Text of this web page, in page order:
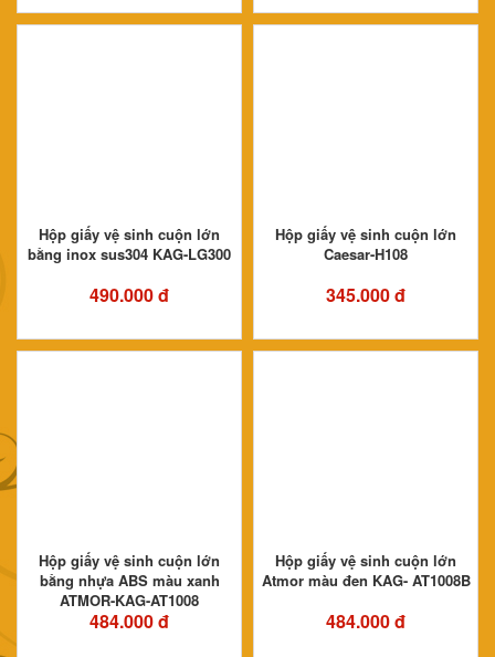
Hộp giấy vệ sinh cuộn lớn
bằng inox sus304 KAG-LG300
490.000 đ
Hộp giấy vệ sinh cuộn lớn
Caesar-H108
345.000 đ
Hộp giấy vệ sinh cuộn lớn
bằng nhựa ABS màu xanh
ATMOR-KAG-AT1008
484.000 đ
Hộp giấy vệ sinh cuộn lớn
Atmor màu đen KAG- AT1008B
484.000 đ